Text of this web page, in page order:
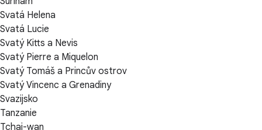
Svatá Helena
Svatá Lucie
Svatý Kitts a Nevis
Svatý Pierre a Miquelon
Svatý Tomáš a Princův ostrov
Svatý Vincenc a Grenadiny
Svazijsko
Tanzanie
Tchaj-wan